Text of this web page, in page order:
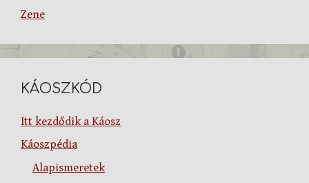
Zene
KÁOSZKÓD
Itt kezdődik a Káosz
Káoszpédia
Alapismeretek